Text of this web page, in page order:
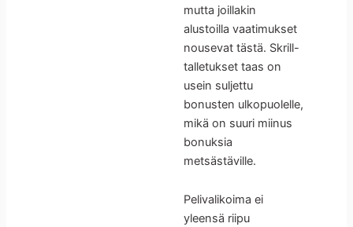
mutta joillakin
alustoilla vaatimukset
nousevat tästä. Skrill-
talletukset taas on
usein suljettu
bonusten ulkopuolelle,
mikä on suuri miinus
bonuksia
metsästäville.
Pelivalikoima ei
yleensä riipu